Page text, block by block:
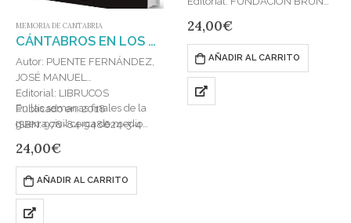
MEMORIA DE CANTABRIA
CÁNTABROS EN LOS CAMPOS DE EXTERMINIO NAZIS (1940-1945) : RESISTENCIA Y DEPORTACIÓN
Autor: PUENTE FERNÁNDEZ,
JOSÉ MANUEL
Editorial: LIBRUCOS
Publicado en: 2018
ISBN: 978-84-948624-3-4
En las semanas finales de la
guerra civil cerca de medio
veinte mil cántabros, huyeron
al exilio…
24,00€
AÑADIR AL CARRITO
Publicado en: 2021
ISBN: 978-84-949868-5-7
24,00€
AÑADIR AL CARRITO